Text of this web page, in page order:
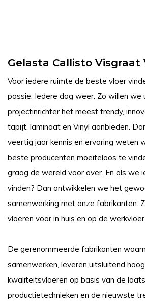
Gelasta Callisto Visgraat
Voor iedere ruimte de beste vloer
passie. Iedere dag weer. Zo willen we
projectinrichter het meest trendy,
tapijt, laminaat en Vinyl aanbieden.
veertig jaar kennis en ervaring weten
beste producenten moeiteloos te
graag de wereld voor over. En als we
vinden? Dan ontwikkelen we het
samenwerking met onze fabrikanten.
vloeren voor in huis en op de werkvloer.
De gerenommeerde fabrikanten
samenwerken, leveren uitsluitend
kwaliteitsvloeren op basis van de
productietechnieken en de nieuwste